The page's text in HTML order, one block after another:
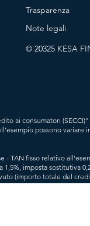
Trasparenza
Note legali
© 20325 KESA
ai consumatori
possono variare
- TAN fisso relativo
imposta sostitutiva
(importo totale del
alla determinazione